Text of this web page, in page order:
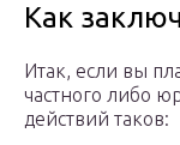
Как
Итак, если вы
частного либо
действий таков: